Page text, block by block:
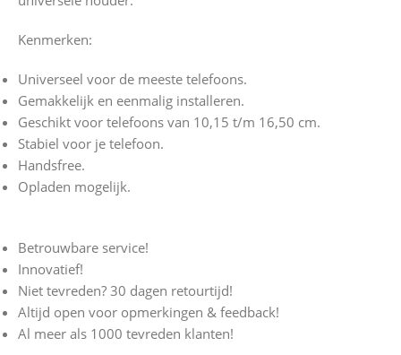
Kenmerken:
Universeel voor de meeste telefoons.
Gemakkelijk en eenmalig installeren.
Geschikt voor telefoons van 10,15 t/m 16,50 cm.
Stabiel voor je telefoon.
Handsfree.
Opladen mogelijk.
Betrouwbare service!
Innovatief!
Niet tevreden? 30 dagen retourtijd!
Altijd open voor opmerkingen & feedback!
Al meer als 1000 tevreden klanten!